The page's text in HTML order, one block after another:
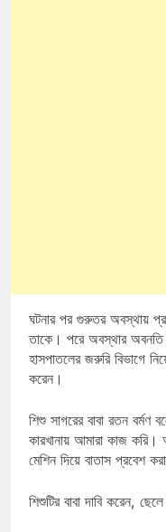
ঘটনার পর গুরুতর অবস্থায়
তাকে। পরে অবস্থার অবনতি
হাসপাতলের জরুরি বিভাগে
করেন।
শিশু সাগরের বাবা রতন বর্মণ
কারখানায় আমারা কাজ
মেশিন দিয়ে বাতাস প্রবেশ
শিশুটির বাবা দাবি করেন,